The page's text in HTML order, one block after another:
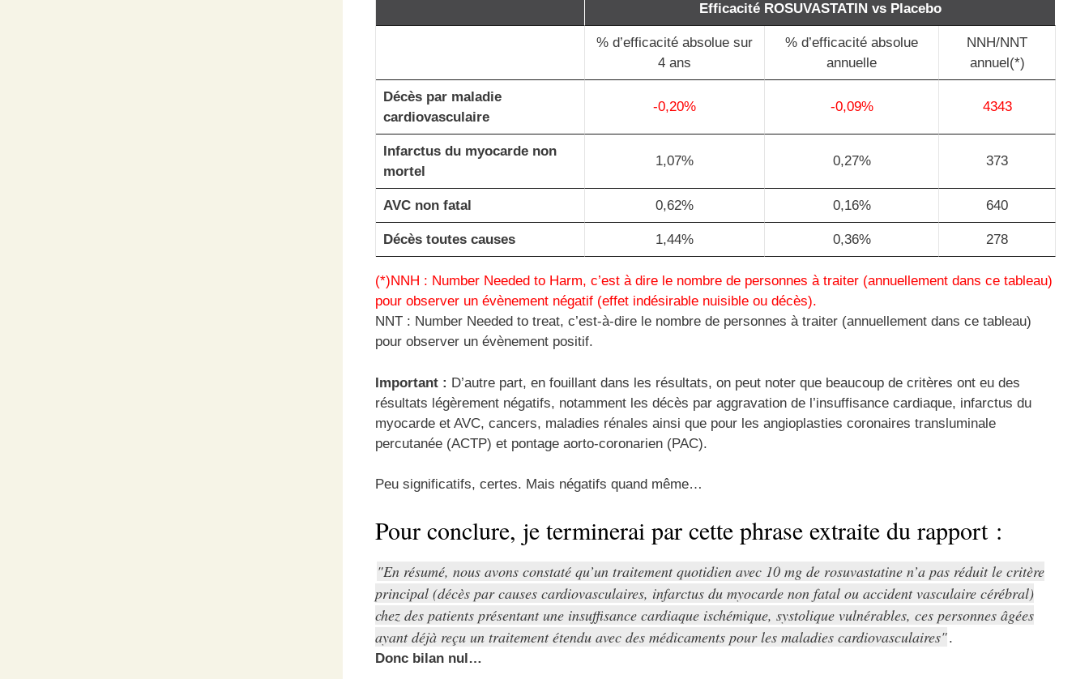
Efficacité ROSUVASTATIN vs Placebo
% d’efficacité absolue sur
4 ans
% d’efficacité absolue
annuelle
NNH/NNT
annuel(*)
Décès par maladie
cardiovasculaire
-0,20% -0,09% 4343
Infarctus du myocarde non
mortel
1,07% 0,27% 373
AVC non fatal 0,62% 0,16% 640
Décès toutes causes 1,44% 0,36% 278
(*)NNH : Number Needed to Harm, c’est à dire le nombre de personnes à traiter (annuellement dans ce tableau)
pour observer un évènement négatif (effet indésirable nuisible ou décès).
NNT : Number Needed to treat, c’est-à-dire le nombre de personnes à traiter (annuellement dans ce tableau)
pour observer un évènement positif.
Important : D’autre part, en fouillant dans les résultats, on peut noter que beaucoup de critères ont eu des
résultats légèrement négatifs, notamment les décès par aggravation de l’insuffisance cardiaque, infarctus du
myocarde et AVC, cancers, maladies rénales ainsi que pour les angioplasties coronaires transluminale
percutanée (ACTP) et pontage aorto-coronarien (PAC).
Peu significatifs, certes. Mais négatifs quand même…
Pour conclure, je terminerai par cette phrase extraite du rapport :
En résumé, nous avons constaté qu’un traitement quotidien avec 10 mg de rosuvastatine n’a pas réduit le critère
principal (décès par causes cardiovasculaires, infarctus du myocarde non fatal ou accident vasculaire cérébral)
chez des patients présentant une insuffisance cardiaque ischémique, systolique vulnérables, ces personnes âgées
ayant déjà reçu un traitement étendu avec des médicaments pour les maladies cardiovasculaires .
Donc bilan nul…